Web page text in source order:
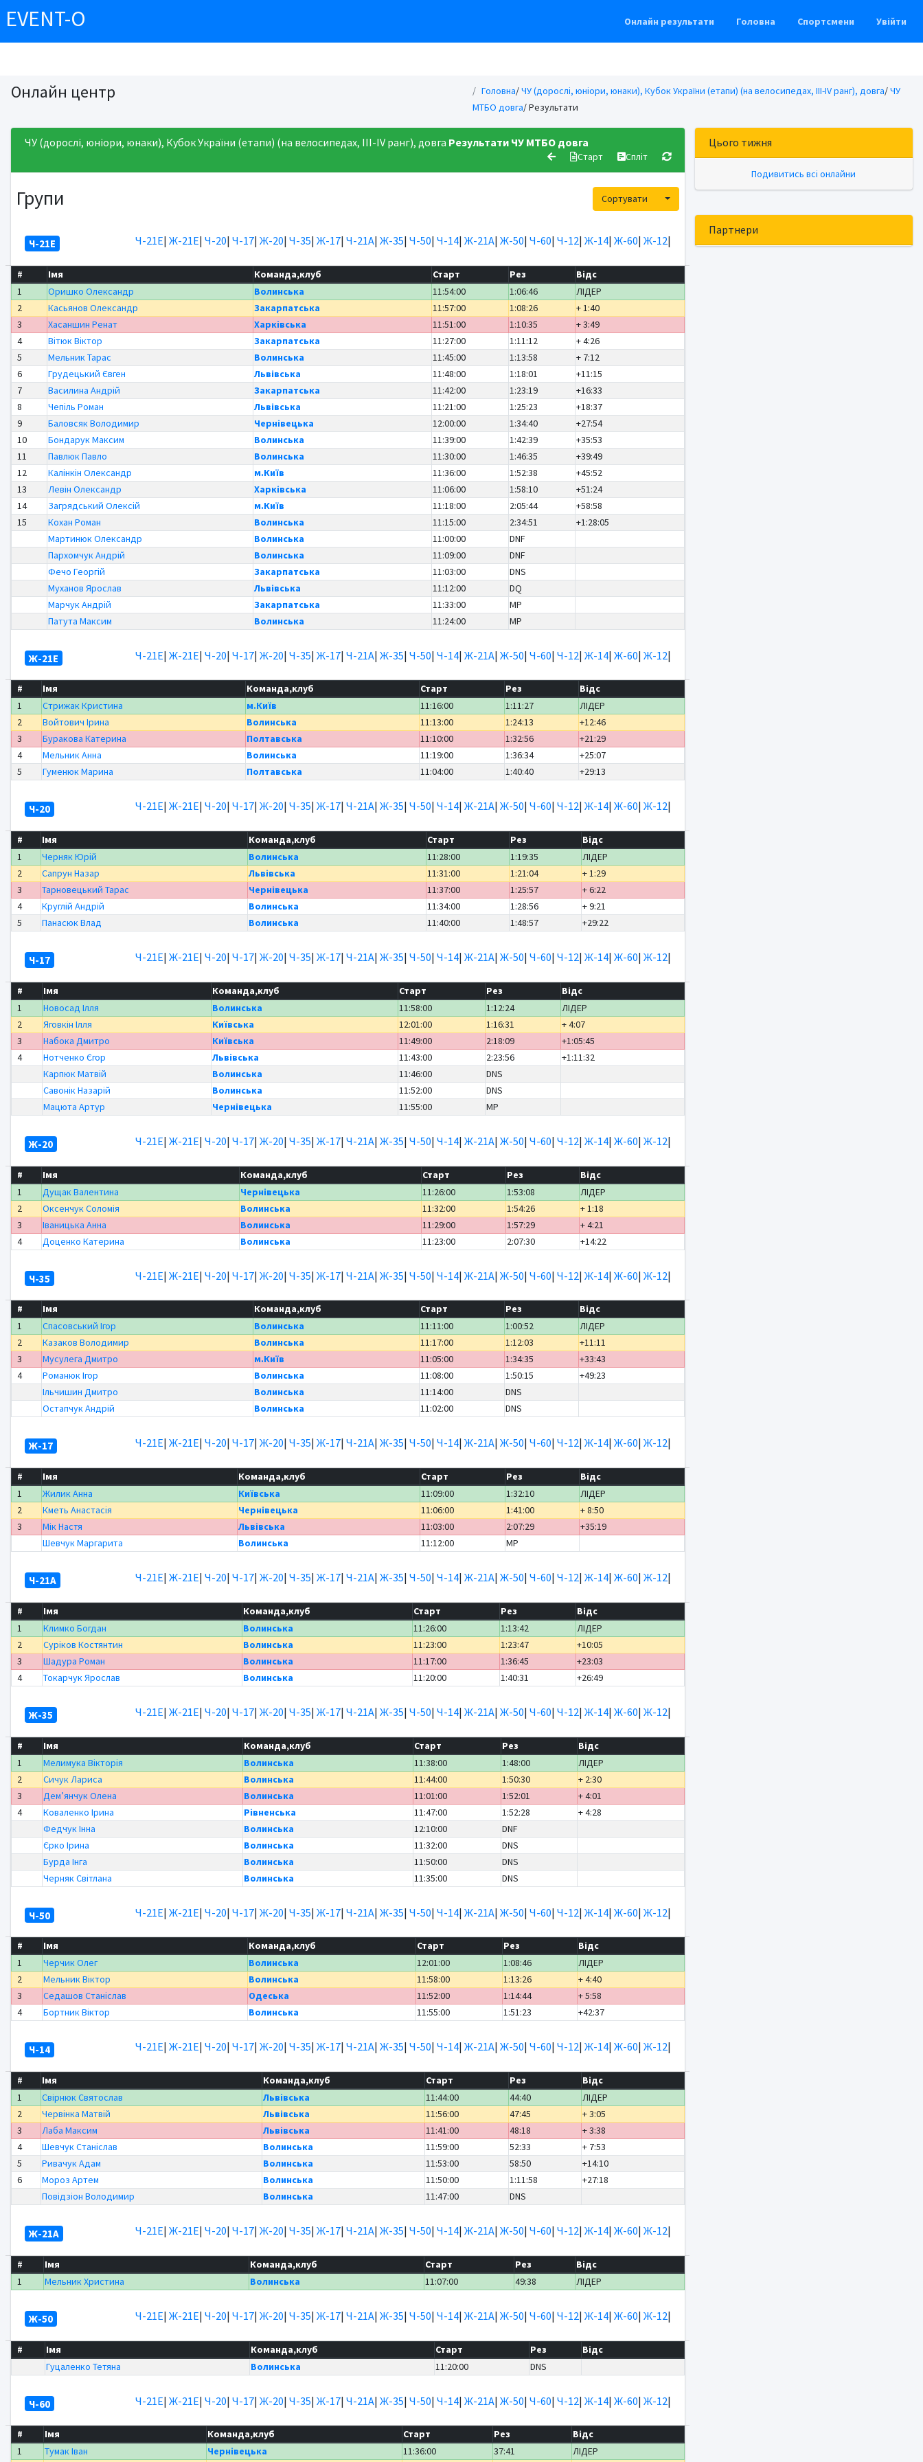
EVENT-O Онлайн результати Головна Спортсмени Увійти
Онлайн центр Головна/ЧУ (дорослі, юніори, юнаки), Кубок України (етапи) (на велосипедах, ІІІ-ІV ранг), довга/ЧУ
МТБО довга/ Результати
ЧУ (дорослі, юніори, юнаки), Кубок України (етапи) (на велосипедах, ІІІ-ІV ранг), довга Результати ЧУ МТБО довга
Старт Спліт
Групи Сортувати Toggle Dropdown
Ч-21Е Ч-21Е| Ж-21Е| Ч-20| Ч-17| Ж-20| Ч-35| Ж-17| Ч-21А| Ж-35| Ч-50| Ч-14| Ж-21А| Ж-50| Ч-60| Ч-12| Ж-14| Ж-60| Ж-12|
# Імя Команда,клуб Старт Рез
Відс
1
Оришко Олександр Волинська 11:54:00 1:06:46
ЛІДЕР
2
Касьянов Олександр Закарпатська 11:57:00 1:08:26
+ 1:40
3
Хасаншин Ренат Харківська 11:51:00 1:10:35
+ 3:49
4
Вітюк Віктор Закарпатська 11:27:00 1:11:12
+ 4:26
5
Мельник Тарас Волинська 11:45:00 1:13:58
+ 7:12
6
Грудецький Євген Львівська 11:48:00 1:18:01
+11:15
7
Василина Андрій Закарпатська 11:42:00 1:23:19
+16:33
8
Чепіль Роман Львівська 11:21:00 1:25:23
+18:37
9
Баловсяк Володимир Чернівецька 12:00:00 1:34:40
+27:54
10
Бондарук Максим Волинська 11:39:00 1:42:39
+35:53
11
Павлюк Павло Волинська 11:30:00 1:46:35
+39:49
12
Калінкін Олександр м.Київ 11:36:00 1:52:38
+45:52
13
Левін Олександр Харківська 11:06:00 1:58:10
+51:24
14
Загрядський Олексій м.Київ 11:18:00 2:05:44
+58:58
15
Кохан Роман Волинська 11:15:00 2:34:51
+1:28:05
Мартинюк Олександр
Волинська 11:00:00
DNF
Пархомчук Андрій
Волинська 11:09:00
DNF
Фечо Георгій
Закарпатська 11:03:00
DNS
Муханов Ярослав
Львівська 11:12:00
DQ
Марчук Андрій
Закарпатська 11:33:00
MP
Патута Максим
Волинська 11:24:00 MP
Ж-21Е Ч-21Е| Ж-21Е| Ч-20| Ч-17| Ж-20| Ч-35| Ж-17| Ч-21А| Ж-35| Ч-50| Ч-14| Ж-21А| Ж-50| Ч-60| Ч-12| Ж-14| Ж-60| Ж-12|
# Імя Команда,клуб Старт Рез
Відс
1
Стрижак Кристина м.Київ 11:16:00 1:11:27
ЛІДЕР
2
Войтович Ірина Волинська 11:13:00 1:24:13
+12:46
3
Буракова Катерина Полтавська 11:10:00 1:32:56
+21:29
4
Мельник Анна Волинська 11:19:00 1:36:34
+25:07
5
Гуменюк Марина Полтавська 11:04:00 1:40:40 +29:13
Ч-20 Ч-21Е| Ж-21Е| Ч-20| Ч-17| Ж-20| Ч-35| Ж-17| Ч-21А| Ж-35| Ч-50| Ч-14| Ж-21А| Ж-50| Ч-60| Ч-12| Ж-14| Ж-60| Ж-12|
# Імя Команда,клуб Старт Рез
Відс
1
Черняк Юрій Волинська 11:28:00 1:19:35
ЛІДЕР
2
Сапрун Назар Львівська 11:31:00 1:21:04
+ 1:29
3
Тарновецький Тарас Чернівецька 11:37:00 1:25:57
+ 6:22
4
Круглій Андрій Волинська 11:34:00 1:28:56
+ 9:21
5
Панасюк Влад Волинська 11:40:00 1:48:57 +29:22
Ч-17 Ч-21Е| Ж-21Е| Ч-20| Ч-17| Ж-20| Ч-35| Ж-17| Ч-21А| Ж-35| Ч-50| Ч-14| Ж-21А| Ж-50| Ч-60| Ч-12| Ж-14| Ж-60| Ж-12|
# Імя Команда,клуб Старт Рез
Відс
1
Новосад Ілля Волинська 11:58:00 1:12:24
ЛІДЕР
2
Яговкін Ілля Київська 12:01:00 1:16:31
+ 4:07
3
Набока Дмитро Київська 11:49:00 2:18:09
+1:05:45
4
Нотченко Єгор Львівська 11:43:00 2:23:56
+1:11:32
Карпюк Матвій
Волинська 11:46:00
DNS
Савонік Назарій
Волинська 11:52:00
DNS
Мацюта Артур
Чернівецька 11:55:00 MP
Ж-20 Ч-21Е| Ж-21Е| Ч-20| Ч-17| Ж-20| Ч-35| Ж-17| Ч-21А| Ж-35| Ч-50| Ч-14| Ж-21А| Ж-50| Ч-60| Ч-12| Ж-14| Ж-60| Ж-12|
# Імя Команда,клуб Старт Рез
Відс
1
Дущак Валентина Чернівецька 11:26:00 1:53:08
ЛІДЕР
2
Оксенчук Соломія Волинська 11:32:00 1:54:26
+ 1:18
3
Іваницька Анна Волинська 11:29:00 1:57:29
+ 4:21
4
Доценко Катерина Волинська 11:23:00 2:07:30 +14:22
Ч-35 Ч-21Е| Ж-21Е| Ч-20| Ч-17| Ж-20| Ч-35| Ж-17| Ч-21А| Ж-35| Ч-50| Ч-14| Ж-21А| Ж-50| Ч-60| Ч-12| Ж-14| Ж-60| Ж-12|
# Імя Команда,клуб Старт Рез
Відс
1
Спасовський Ігор Волинська 11:11:00 1:00:52
ЛІДЕР
2
Казаков Володимир Волинська 11:17:00 1:12:03
+11:11
3
Мусулега Дмитро м.Київ 11:05:00 1:34:35
+33:43
4
Романюк Ігор Волинська 11:08:00 1:50:15
+49:23
Ільчишин Дмитро
Волинська 11:14:00
DNS
Остапчук Андрій
Волинська 11:02:00 DNS
Ж-17 Ч-21Е| Ж-21Е| Ч-20| Ч-17| Ж-20| Ч-35| Ж-17| Ч-21А| Ж-35| Ч-50| Ч-14| Ж-21А| Ж-50| Ч-60| Ч-12| Ж-14| Ж-60| Ж-12|
# Імя Команда,клуб Старт Рез
Відс
1
Жилик Анна Київська 11:09:00 1:32:10
ЛІДЕР
2
Кметь Анастасія Чернівецька 11:06:00 1:41:00
+ 8:50
3
Мік Настя Львівська 11:03:00 2:07:29
+35:19
Шевчук Маргарита
Волинська 11:12:00 MP
Ч-21А Ч-21Е| Ж-21Е| Ч-20| Ч-17| Ж-20| Ч-35| Ж-17| Ч-21А| Ж-35| Ч-50| Ч-14| Ж-21А| Ж-50| Ч-60| Ч-12| Ж-14| Ж-60| Ж-12|
# Імя Команда,клуб Старт Рез
Відс
1
Климко Богдан Волинська 11:26:00 1:13:42
ЛІДЕР
2
Суріков Костянтин Волинська 11:23:00 1:23:47
+10:05
3
Шадура Роман Волинська 11:17:00 1:36:45
+23:03
4
Токарчук Ярослав Волинська 11:20:00 1:40:31 +26:49
Ж-35 Ч-21Е| Ж-21Е| Ч-20| Ч-17| Ж-20| Ч-35| Ж-17| Ч-21А| Ж-35| Ч-50| Ч-14| Ж-21А| Ж-50| Ч-60| Ч-12| Ж-14| Ж-60| Ж-12|
# Імя Команда,клуб Старт Рез
Відс
1
Мелимука Вікторія Волинська 11:38:00 1:48:00
ЛІДЕР
2
Сичук Лариса Волинська 11:44:00 1:50:30
+ 2:30
3
Дем’янчук Олена Волинська 11:01:00 1:52:01
+ 4:01
4
Коваленко Ірина Рівненська 11:47:00 1:52:28
+ 4:28
Федчук Інна
Волинська 12:10:00
DNF
Єрко Ірина
Волинська 11:32:00
DNS
Бурда Інга
Волинська 11:50:00
DNS
Черняк Світлана
Волинська 11:35:00 DNS
Ч-50 Ч-21Е| Ж-21Е| Ч-20| Ч-17| Ж-20| Ч-35| Ж-17| Ч-21А| Ж-35| Ч-50| Ч-14| Ж-21А| Ж-50| Ч-60| Ч-12| Ж-14| Ж-60| Ж-12|
# Імя Команда,клуб Старт Рез
Відс
1
Черчик Олег Волинська 12:01:00 1:08:46
ЛІДЕР
2
Мельник Віктор Волинська 11:58:00 1:13:26
+ 4:40
3
Седашов Станіслав Одеська 11:52:00 1:14:44
+ 5:58
4
Бортник Віктор Волинська 11:55:00 1:51:23 +42:37
Ч-14 Ч-21Е| Ж-21Е| Ч-20| Ч-17| Ж-20| Ч-35| Ж-17| Ч-21А| Ж-35| Ч-50| Ч-14| Ж-21А| Ж-50| Ч-60| Ч-12| Ж-14| Ж-60| Ж-12|
# Імя Команда,клуб Старт Рез
Відс
1
Свірнюк Святослав Львівська 11:44:00 44:40
ЛІДЕР
2
Червінка Матвій Львівська 11:56:00 47:45
+ 3:05
3
Лаба Максим Львівська 11:41:00 48:18
+ 3:38
4
Шевчук Станіслав Волинська 11:59:00 52:33
+ 7:53
5
Ривачук Адам Волинська 11:53:00 58:50
+14:10
6
Мороз Артем Волинська 11:50:00 1:11:58
+27:18
Повідзіон Володимир
Волинська 11:47:00 DNS
Ж-21А Ч-21Е| Ж-21Е| Ч-20| Ч-17| Ж-20| Ч-35| Ж-17| Ч-21А| Ж-35| Ч-50| Ч-14| Ж-21А| Ж-50| Ч-60| Ч-12| Ж-14| Ж-60| Ж-12|
# Імя Команда,клуб Старт Рез
Відс
1
Мельник Христина Волинська 11:07:00 49:38 ЛІДЕР
Ж-50 Ч-21Е| Ж-21Е| Ч-20| Ч-17| Ж-20| Ч-35| Ж-17| Ч-21А| Ж-35| Ч-50| Ч-14| Ж-21А| Ж-50| Ч-60| Ч-12| Ж-14| Ж-60| Ж-12|
# Імя Команда,клуб Старт Рез
Відс
Гуцаленко Тетяна
Волинська 11:20:00 DNS
Ч-60 Ч-21Е| Ж-21Е| Ч-20| Ч-17| Ж-20| Ч-35| Ж-17| Ч-21А| Ж-35| Ч-50| Ч-14| Ж-21А| Ж-50| Ч-60| Ч-12| Ж-14| Ж-60| Ж-12|
# Імя Команда,клуб Старт Рез
Відс
1
Тумак Іван Чернівецька 11:36:00 37:41
ЛІДЕР
Цього тижня
Подивитись всі онлайни
Партнери